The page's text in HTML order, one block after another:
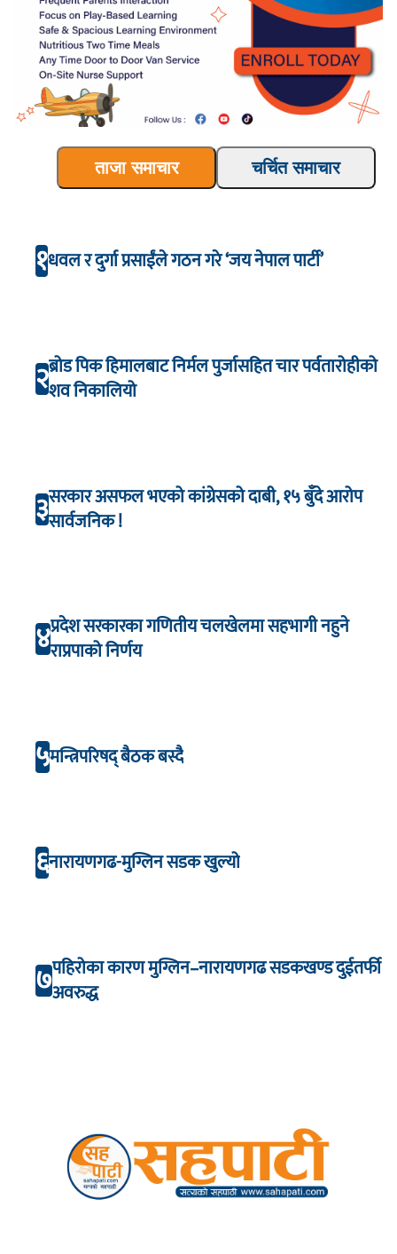
ताजा समाचार चर्चित समाचार
१धवल र दुर्गा प्रसाईंले गठन गरे ‘जय नेपाल पार्टी’
२ब्रोड पिक हिमालबाट निर्मल पुर्जासहित चार पर्वतारोहीको
शव निकालियो
३सरकार असफल भएको कांग्रेसको दाबी, १५ बुँदे आरोप
सार्वजनिक !
४प्रदेश सरकारका गणितीय चलखेलमा सहभागी नहुने
राप्रपाको निर्णय
५मन्त्रिपरिषद् बैठक बस्दै
६नारायणगढ-मुग्लिन सडक खुल्यो
७पहिरोका कारण मुग्लिन–नारायणगढ सडकखण्ड दुईतर्फी
अवरुद्ध